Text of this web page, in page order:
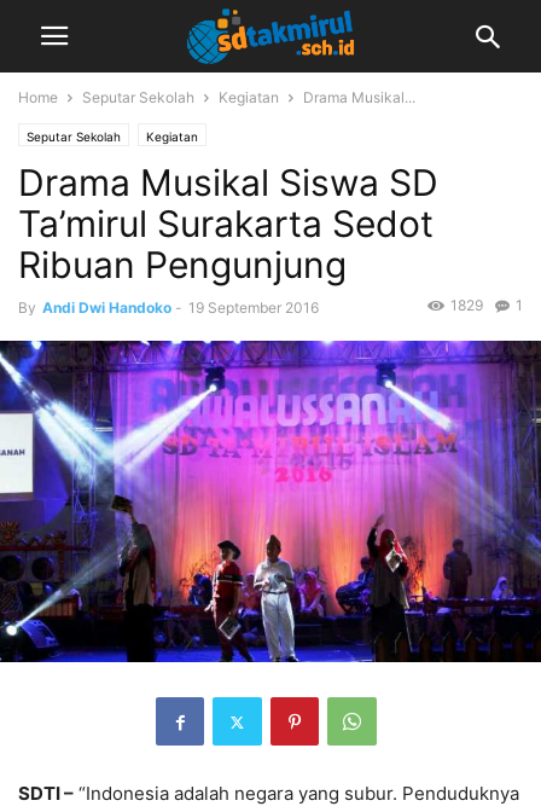
Home Seputar Sekolah Kegiatan Drama Musikal...
Seputar Sekolah Kegiatan
Drama Musikal Siswa SD
Ta’mirul Surakarta Sedot
Ribuan Pengunjung
By Andi Dwi Handoko - 19 September 2016 1
1829
SDTI – “Indonesia adalah negara yang subur. Penduduknya